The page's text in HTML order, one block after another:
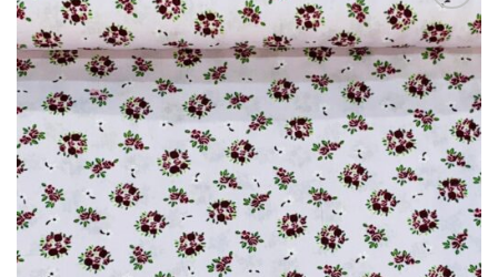
Auf die
Wunschliste